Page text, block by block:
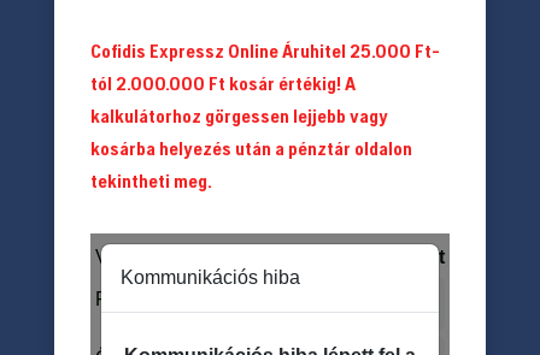
Cofidis Expressz Online Áruhitel 25.000 Ft-
tól 2.000.000 Ft kosár értékig! A
kalkulátorhoz görgessen lejjebb vagy
kosárba helyezés után a pénztár oldalon
tekintheti meg.